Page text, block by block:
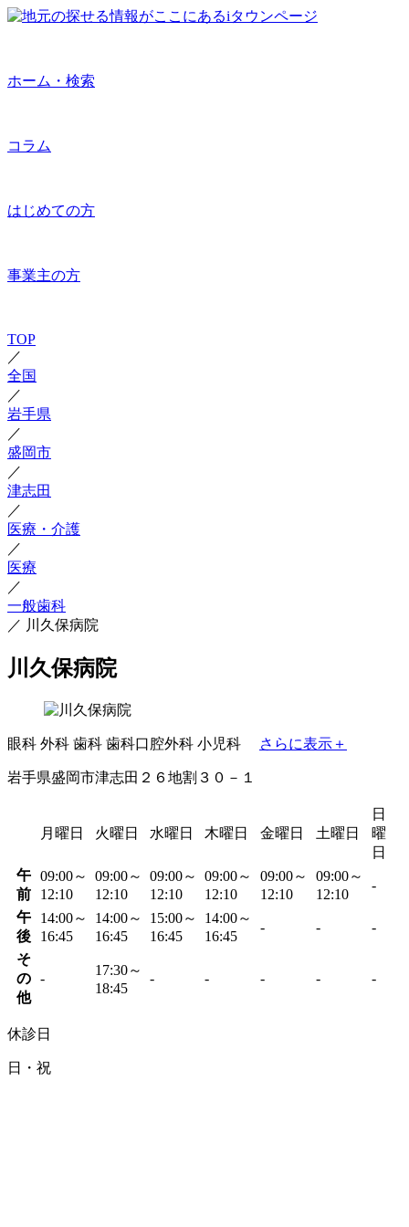
ホーム・検索
コラム
はじめての方
事業主の方
TOP
／
全国
／
岩手県
／
盛岡市
／
津志田
／
医療・介護
／
医療
／
一般歯科
／ 川久保病院
川久保病院
眼科 外科 歯科 歯科口腔外科 小児科 さらに表示＋
岩手県盛岡市津志田２６地割３０－１
月曜日 火曜日 水曜日 木曜日 金曜日 土曜日
日
曜
日
午
前
09:00～
12:10
09:00～
12:10
09:00～
12:10
09:00～
12:10
09:00～
12:10
09:00～
12:10
-
午
後
14:00～
16:45
14:00～
16:45
15:00～
16:45
14:00～
16:45
- - -
そ
の
他
-
17:30～
18:45
- - - - -
休診日
日・祝